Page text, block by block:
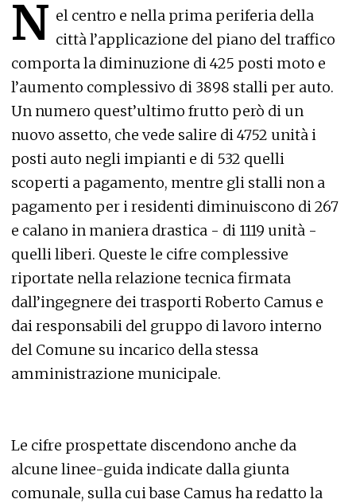
N el centro e nella prima periferia della
città l’applicazione del piano del traffico
comporta la diminuzione di 425 posti moto e
l’aumento complessivo di 3898 stalli per auto.
Un numero quest’ultimo frutto però di un
nuovo assetto, che vede salire di 4752 unità i
posti auto negli impianti e di 532 quelli
scoperti a pagamento, mentre gli stalli non a
pagamento per i residenti diminuiscono di 267
e calano in maniera drastica - di 1119 unità -
quelli liberi. Queste le cifre complessive
riportate nella relazione tecnica firmata
dall’ingegnere dei trasporti Roberto Camus e
dai responsabili del gruppo di lavoro interno
del Comune su incarico della stessa
amministrazione municipale.
Le cifre prospettate discendono anche da
alcune linee-guida indicate dalla giunta
comunale, sulla cui base Camus ha redatto la